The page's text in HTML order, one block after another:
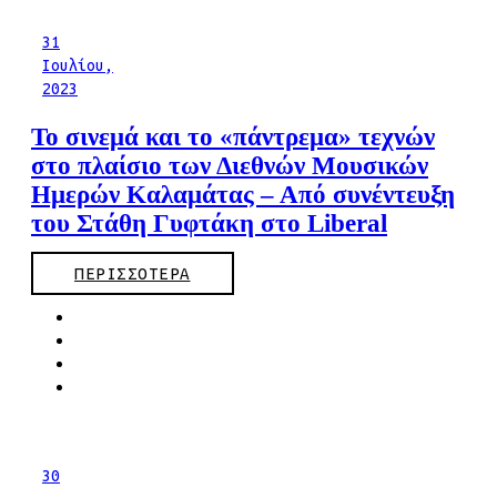
31
Ιουλίου,
2023
Το σινεμά και το «πάντρεμα» τεχνών
στο πλαίσιο των Διεθνών Μουσικών
Ημερών Καλαμάτας – Από συνέντευξη
του Στάθη Γυφτάκη στο Liberal
ΠΕΡΙΣΣΟΤΕΡΑ
30